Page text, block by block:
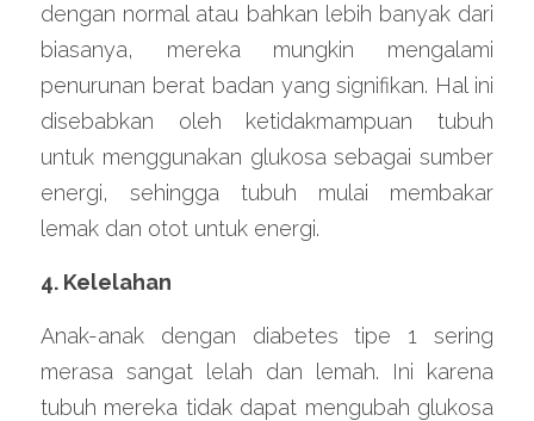
dengan normal atau bahkan lebih banyak dari
biasanya, mereka mungkin mengalami
penurunan berat badan yang signifikan. Hal ini
disebabkan oleh ketidakmampuan tubuh
untuk menggunakan glukosa sebagai sumber
energi, sehingga tubuh mulai membakar
lemak dan otot untuk energi.
4. Kelelahan
Anak-anak dengan diabetes tipe 1 sering
merasa sangat lelah dan lemah. Ini karena
tubuh mereka tidak dapat mengubah glukosa